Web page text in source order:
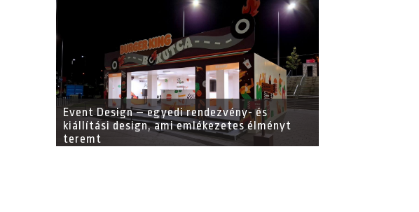
Event Design – egyedi rendezvény- és
kiállítási design, ami emlékezetes élményt
teremt